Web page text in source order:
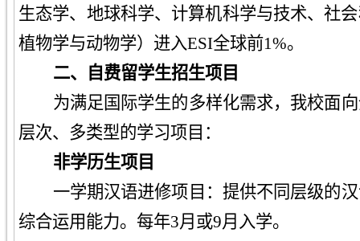
生态学、地球科学、计算机科学与技术、社
植物学与动物学）进入ESI全球前1%。
二、
自费留学生招生项目
为满足国际学生的多样化需求，我校面
层次、多类型的学习项目：
非学历生项目
一学期汉语进修项目：提供不同层级的
综合运用能力。每年3月或9月入学。